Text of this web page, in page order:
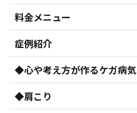
料金メニュー
症例紹介
◆心や考え方が作るケガ病気
◆肩こり